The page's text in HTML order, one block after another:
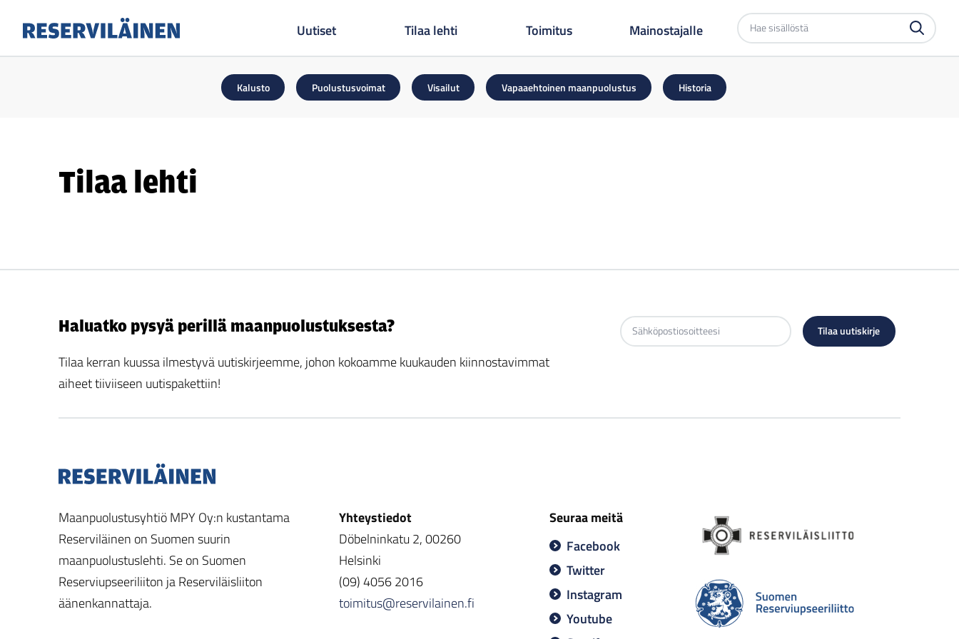
Uutiset Tilaa lehti Toimitus Mainostajalle
Etsi
sivustolta
Kalusto Puolustusvoimat Visailut Vapaaehtoinen maanpuolustus Historia
Tilaa lehti
Haluatko pysyä perillä maanpuolustuksesta?
Tilaa kerran kuussa ilmestyvä uutiskirjeemme, johon kokoamme kuukauden kiinnostavimmat
aiheet tiiviiseen uutispakettiin!
Maanpuolustusyhtiö MPY Oy:n kustantama
Reserviläinen on Suomen suurin
maanpuolustuslehti. Se on Suomen
Reserviupseeriliiton ja Reserviläisliiton
äänenkannattaja.
Yhteystiedot
Döbelninkatu 2, 00260
Helsinki
(09) 4056 2016
toimitus@reservilainen.fi
Seuraa meitä
Facebook
Twitter
Instagram
Youtube